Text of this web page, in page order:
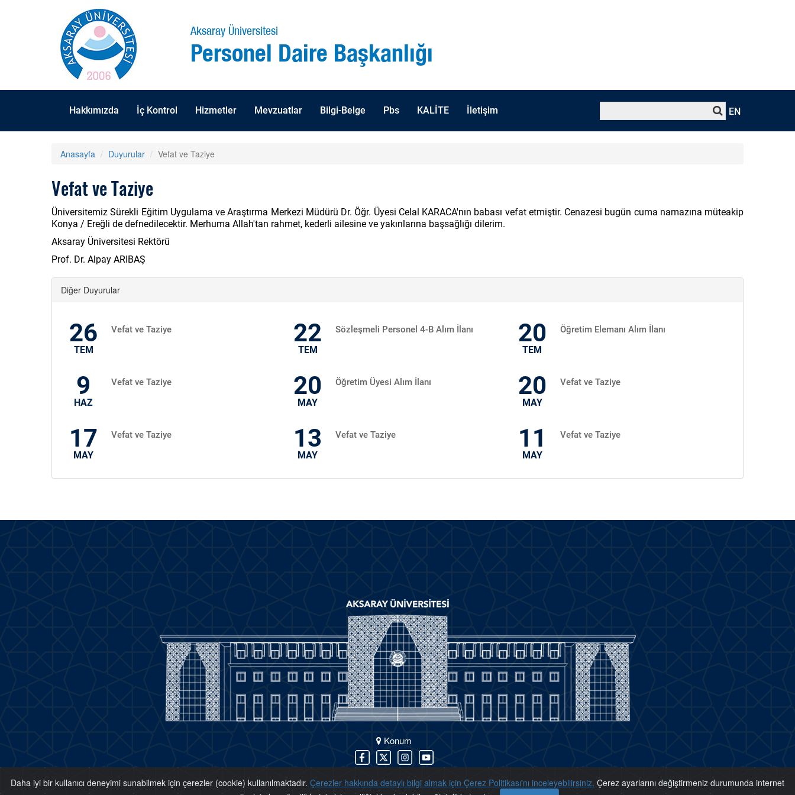
Aksaray Üniversitesi
Personel Daire Başkanlığı
Hakkımızda İç Kontrol Hizmetler Mevzuatlar Bilgi-Belge Pbs KALİTE İletişim EN
Anasayfa Duyurular Vefat ve Taziye
Vefat ve Taziye
Üniversitemiz Sürekli Eğitim Uygulama ve Araştırma Merkezi Müdürü Dr. Öğr. Üyesi Celal KARACA'nın babası vefat etmiştir. Cenazesi bugün cuma namazına müteakip
Konya / Ereğli de defnedilecektir. Merhuma Allah'tan rahmet, kederli ailesine ve yakınlarına başsağlığı dilerim.
Aksaray Üniversitesi Rektörü
Prof. Dr. Alpay ARIBAŞ
Diğer Duyurular
26
TEM
Vefat ve Taziye 22
TEM
Sözleşmeli Personel 4-B Alım İlanı 20
TEM
Öğretim Elemanı Alım İlanı
9
HAZ
Vefat ve Taziye 20
MAY
Öğretim Üyesi Alım İlanı 20
MAY
Vefat ve Taziye
17
MAY
Vefat ve Taziye 13
MAY
Vefat ve Taziye 11
MAY
Vefat ve Taziye
Konum
Copyright. © 2018 Aksaray University
Daha iyi bir kullanıcı deneyimi sunabilmek için çerezler (cookie) kullanılmaktadır. Çerezler hakkında detaylı bilgi almak için Çerez Politikası'nı inceleyebilirsiniz. Çerez ayarlarını değiştirmeniz durumunda internet